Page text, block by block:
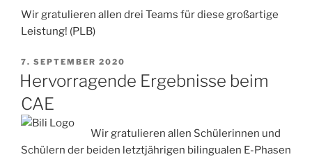
Wir gratulieren allen drei Teams für diese großartige
Leistung! (PLB)
VERÖFFENTLICHT
AM
7. SEPTEMBER 2020
Hervorragende Ergebnisse beim
CAE
Wir gratulieren allen Schülerinnen und
Schülern der beiden letztjährigen bilingualen E-Phasen